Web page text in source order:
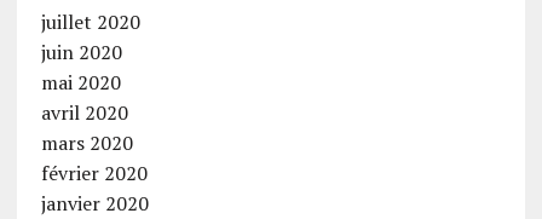
juillet 2020
juin 2020
mai 2020
avril 2020
mars 2020
février 2020
janvier 2020